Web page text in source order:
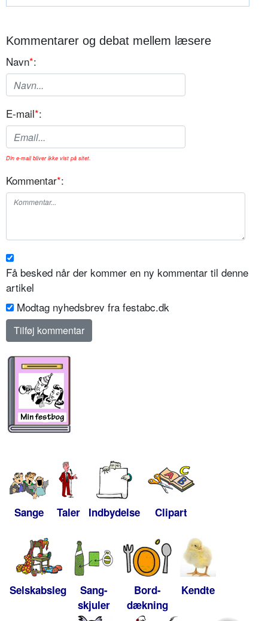
Kommentarer og debat mellem læsere
Navn*:
E-mail*:
Din e-mail bliver ikke vist på sitet.
Kommentar*:
Få besked når der kommer en ny kommentar til denne
artikel
Modtag nyhedsbrev fra festabc.dk
Sange Taler Indbydelse Clipart
Selskabsleg
Sang-
skjuler
Bord-
dækning
Kendte